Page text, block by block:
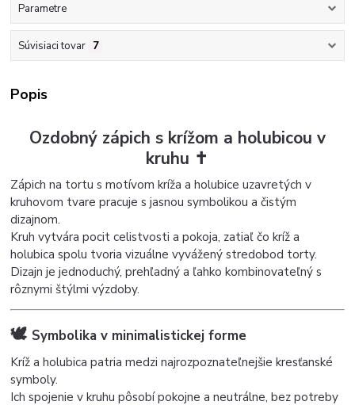
Parametre
Súvisiaci tovar 7
Popis
Ozdobný zápich s krížom a holubicou v
kruhu ✝️
Zápich na tortu s motívom kríža a holubice uzavretých v
kruhovom tvare pracuje s jasnou symbolikou a čistým
dizajnom.
Kruh vytvára pocit celistvosti a pokoja, zatiaľ čo kríž a
holubica spolu tvoria vizuálne vyvážený stredobod torty.
Dizajn je jednoduchý, prehľadný a ľahko kombinovateľný s
rôznymi štýlmi výzdoby.
🕊️ Symbolika v minimalistickej forme
Kríž a holubica patria medzi najrozpoznateľnejšie kresťanské
symboly.
Ich spojenie v kruhu pôsobí pokojne a neutrálne, bez potreby